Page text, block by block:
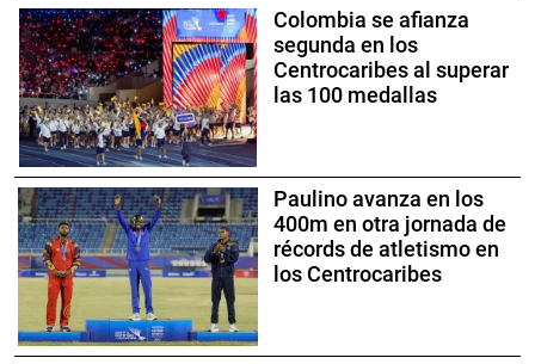
Colombia se afianza
segunda en los
Centrocaribes al superar
las 100 medallas
Paulino avanza en los
400m en otra jornada de
récords de atletismo en
los Centrocaribes